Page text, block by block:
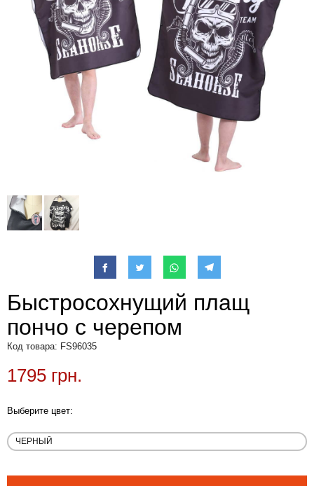
Быстросохнущий плащ
пончо с черепом
Код товара: FS96035
1795 грн.
Выберите цвет: